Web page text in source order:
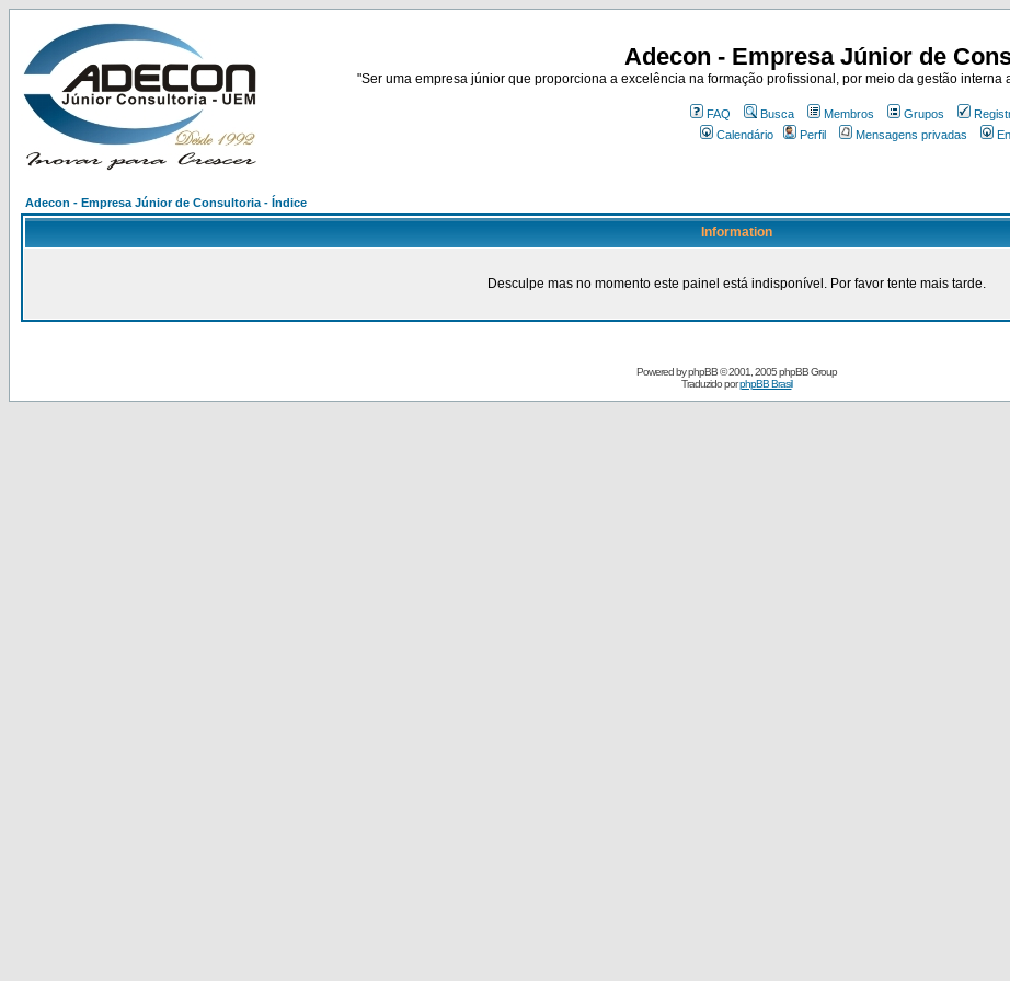
Adecon - Empresa Júnior de
"Ser uma empresa júnior que proporciona a excelência na formação profissional, por meio da gestão
FAQ Busca Membros Grupos
Calendário
Perfil Mensagens privadas
Adecon - Empresa Júnior de Consultoria - Índice
Information
Desculpe mas no momento este painel está indisponível. Por favor tente mais tarde.
Powered byphpBB© 2001, 2005 phpBB Group
Traduzido porphpBB Brasil